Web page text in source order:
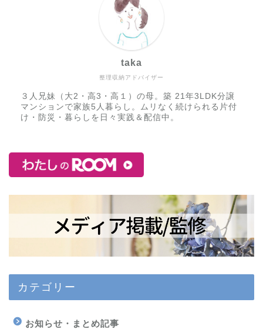
整理収納アドバイザー
taka
３人兄妹（大2・高3・高１）の母。築 21年3LDK分譲
マンションで家族5人暮らし。ムリなく続けられる片付
け・防災・暮らしを日々実践＆配信中。
カテゴリー
お知らせ・まとめ記事